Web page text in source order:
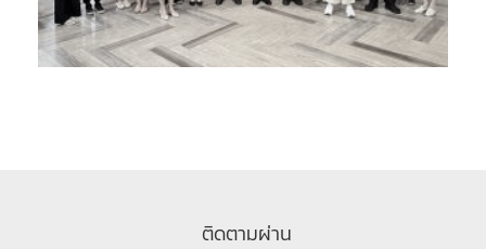
ติดตามผ่าน